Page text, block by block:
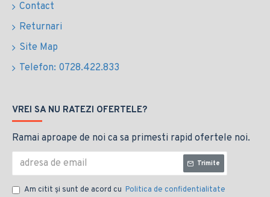
Contact
Returnari
Site Map
Telefon: 0728.422.833
VREI SA NU RATEZI OFERTELE?
Ramai aproape de noi ca sa primesti rapid ofertele noi.
Trimite
Am citit şi sunt de acord cu Politica de confidentialitate